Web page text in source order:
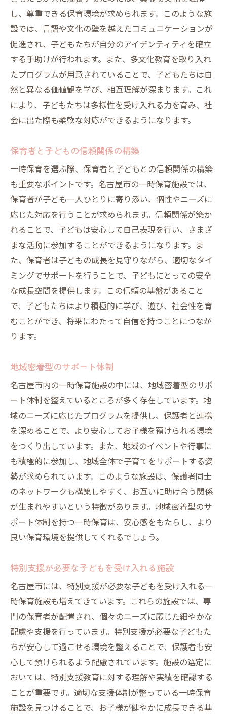
し、尊重できる保育環境が求められます。このような施
設では、言語や文化の壁を越えたコミュニケーションが
促進され、子どもたちが自分のアイデンティティを確立
する手助けが行われます。また、多文化教育を取り入れ
たプログラムが用意されていることで、子どもたちは自
然と異なる価値観を学び、相互理解が深まります。これ
により、子どもたちは多様性を受け入れる力を育み、社
会に出た際も柔軟な対応ができるようになります。
保育者と子どもの信頼関係の構築
一時保育を選ぶ際、保育者と子どもとの信頼関係の構築
も重要なポイントです。名古屋市の一時保育施設では、
保育者が子ども一人ひとりに寄り添い、個性やニーズに
応じた対応を行うことが求められます。信頼関係が築か
れることで、子どもは安心して自己表現を行い、さまざ
まな活動に参加することができるようになります。ま
た、保育者は子どもの成長を見守りながら、適切なタイ
ミングでサポートを行うことで、子どもにとっての安全
な成長空間を提供します。この信頼の基盤があること
で、子どもたちはより積極的に学び、遊び、社会性を育
むことができ、将来にわたって自信を持つことにつなが
ります。
地域密着型のサポート体制
名古屋市内の一時保育施設の中には、地域密着型のサポ
ート体制を整えているところが多く存在しています。地
域のニーズに応じたプログラムを提供し、保護者と連携
を深めることで、より安心してお子様を預けられる環境
をつくり出しています。また、地域のイベントや行事に
も積極的に参加し、地域全体で子育てをサポートする姿
勢が求められています。このような施設は、保護者同士
のネットワークも構築しやすく、お互いに助け合う関係
が生まれやすいという特徴があります。地域密着型のサ
ポート体制を持つ一時保育は、安心感をもたらし、より
良い保育環境を提供してくれるでしょう。
特別支援が必要な子どもを受け入れる施設
名古屋市には、特別支援が必要な子どもを受け入れる一
時保育施設も増えてきています。これらの施設では、専
門の保育者が配置され、個々のニーズに応じた細やかな
配慮や支援を行っています。特別支援が必要な子どもた
ちが安心して過ごせる環境を整えることで、保護者も安
心して預けられるよう配慮されています。施設の選定に
おいては、特別支援教育に対する理解や実績を確認する
ことが重要です。適切な支援体制が整っている一時保育
施設を見つけることで、お子様が健やかに成長できる基